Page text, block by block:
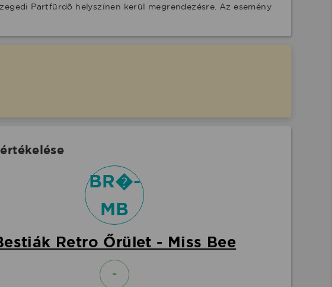
Partfürdõ helyszínen kerül megrendezésre. Az esemény
BR�-
MB
Retro Őrület - Miss Bee
-